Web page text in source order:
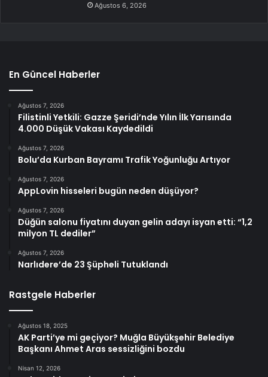
Ağustos 6, 2026
En Güncel Haberler
Ağustos 7, 2026
Filistinli Yetkili: Gazze Şeridi’nde Yılın İlk Yarısında
4.000 Düşük Vakası Kaydedildi
Ağustos 7, 2026
Bolu’da Kurban Bayramı Trafik Yoğunluğu Artıyor
Ağustos 7, 2026
AppLovin hisseleri bugün neden düşüyor?
Ağustos 7, 2026
Düğün salonu fiyatını duyan gelin adayı isyan etti: “1,2
milyon TL dediler”
Ağustos 7, 2026
Narlıdere’de 23 Şüpheli Tutuklandı
Rastgele Haberler
Ağustos 18, 2025
AK Parti’ye mi geçiyor? Muğla Büyükşehir Belediye
Başkanı Ahmet Aras sessizliğini bozdu
Nisan 12, 2026